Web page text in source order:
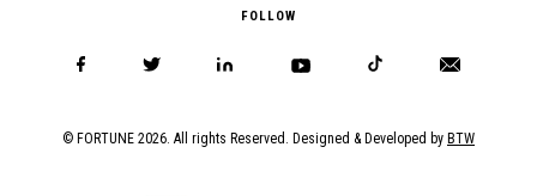
FOLLOW
© FORTUNE 2026. All rights Reserved. Designed & Developed by BTW